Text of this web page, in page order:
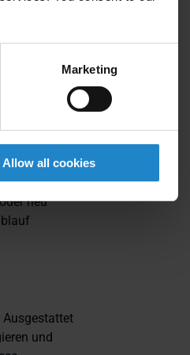
Marketing
Allow all cookies
die es
zu
höheren
neu
Ausgestattet
und